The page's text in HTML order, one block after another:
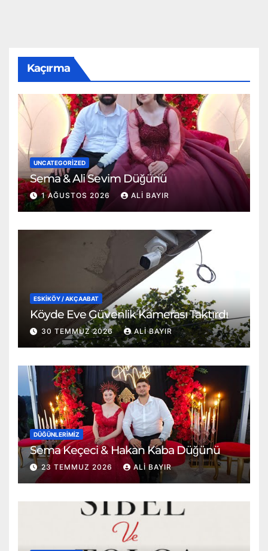
Kaçırma
UNCATEGORIZED
Sema & Ali Sevim Düğünü
1 AĞUSTOS 2026 ALI BAYIR
ESKİKÖY / AKÇAABAT
Köyde Eve Güvenlik Kamerası Taktırdı
30 TEMMUZ 2026 ALI BAYIR
DÜĞÜNLERIMIZ
Sema Keçeci & Hakan Kaba Düğünü
23 TEMMUZ 2026 ALI BAYIR